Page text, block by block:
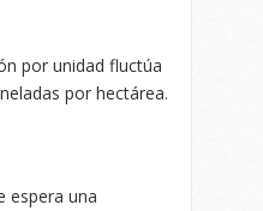
por unidad fluctúa
por hectárea.
espera una